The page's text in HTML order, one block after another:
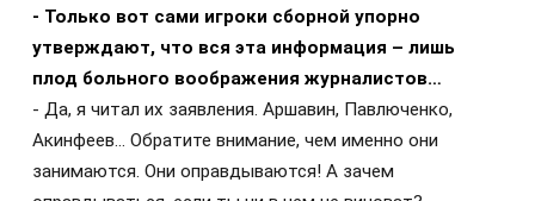
- Только вот сами игроки сборной упорно
утверждают, что вся эта информация – лишь
плод больного воображения журналистов…
- Да, я читал их заявления. Аршавин, Павлюченко,
Акинфеев… Обратите внимание, чем именно они
занимаются. Они оправдываются! А зачем